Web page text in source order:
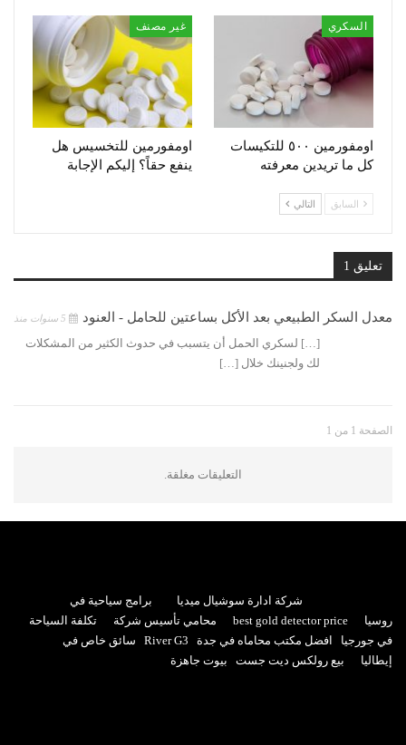
السكري
اومفورمين ٥٠٠ للتكيسات
كل ما تريدين معرفته
غير مصنف
اومفورمين للتخسيس هل
ينفع حقاً؟ إليكم الإجابة
السابق التالي
تعليق 1
معدل السكر الطبيعي بعد الأكل بساعتين للحامل - العنود
[…] لسكري الحمل أن يتسبب في حدوث الكثير من المشكلات
لك ولجنينك خلال […]
الصفحة 1 من 1
التعليقات مغلقة.
شركة ادارة سوشيال ميديا
برامج سياحية في
روسيا
best gold detector price محامي تأسيس شركة
تكلفة السياحة
في جورجيا
افضل مكتب محاماه في جدة River G3
سائق خاص في
إيطاليا
بيع رولكس ديت جست بيوت جاهزة